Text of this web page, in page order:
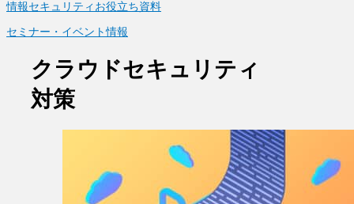
情報セキュリティお役立ち資料
セミナー・イベント情報
クラウドセキュリティ
対策